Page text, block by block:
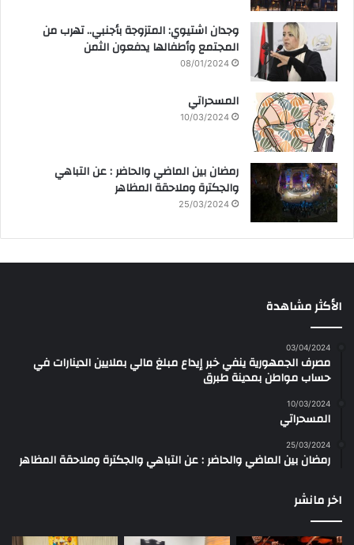
وجدان اشتيوي: المتزوجة بأجنبي.. تهرب من
المجتمع وأطفالها يدفعون الثمن
08/01/2024
المسحراتي
10/03/2024
رمضان بين الماضي والحاضر : عن التباهي
والجكترة وملاحقة المظاهر
25/03/2024
الأكثر مشاهدة
03/04/2024
مصرف الجمهورية ينفي خبر إيداع مبلغ مالي بملايين الدينارات في
حساب مواطن بمدينة طبرق
10/03/2024
المسحراتي
25/03/2024
رمضان بين الماضي والحاضر : عن التباهي والجكترة وملاحقة المظاهر
اخر مانشر